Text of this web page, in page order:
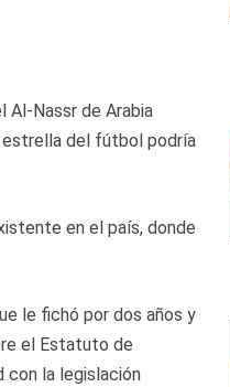
Al-Nassr de Arabia
estrella del fútbol podría
en el país, donde
le fichó por dos años y
el Estatuto de
con la legislación